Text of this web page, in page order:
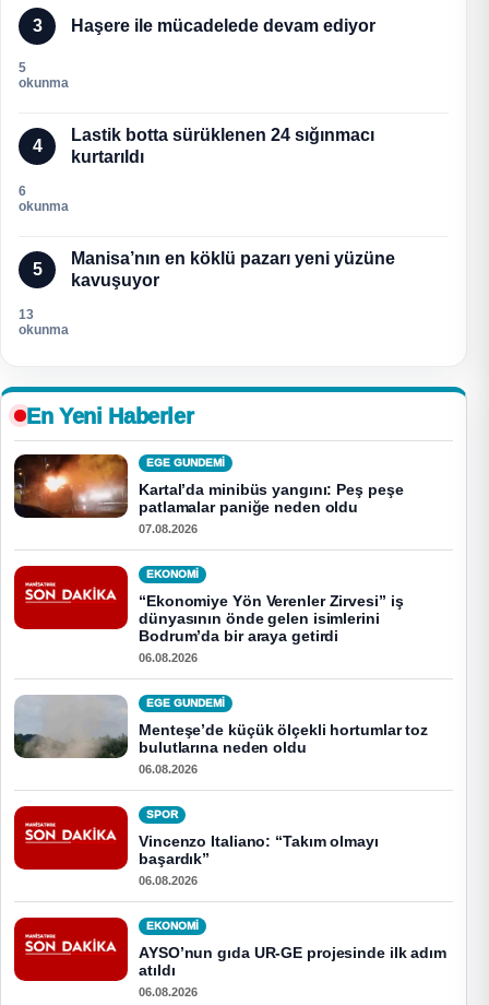
3 Haşere ile mücadelede devam ediyor
5
okunma
4
Lastik botta sürüklenen 24 sığınmacı
kurtarıldı
6
okunma
5
Manisa’nın en köklü pazarı yeni yüzüne
kavuşuyor
13
okunma
En Yeni Haberler
EGE GUNDEMİ
Kartal’da minibüs yangını: Peş peşe
patlamalar paniğe neden oldu
07.08.2026
EKONOMI
“Ekonomiye Yön Verenler Zirvesi” iş
dünyasının önde gelen isimlerini
Bodrum’da bir araya getirdi
06.08.2026
EGE GUNDEMİ
Menteşe’de küçük ölçekli hortumlar toz
bulutlarına neden oldu
06.08.2026
SPOR
Vincenzo Italiano: “Takım olmayı
başardık”
06.08.2026
EKONOMI
AYSO’nun gıda UR-GE projesinde ilk adım
atıldı
06.08.2026